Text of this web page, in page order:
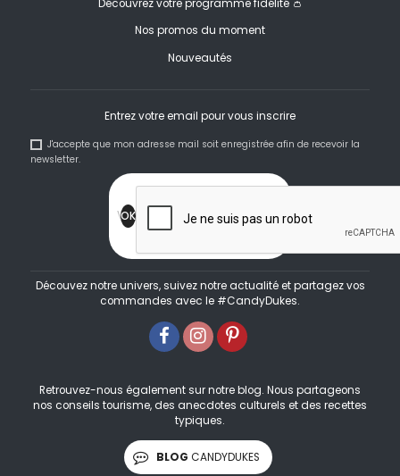
Découvrez votre programme fidélité 👛
Nos promos du moment
Nouveautés
Entrez votre email pour vous inscrire
J'accepte que mon adresse mail soit enregistrée afin de recevoir la
newsletter.
Découvez notre univers, suivez notre actualité et partagez vos
commandes avec le #CandyDukes.
Retrouvez-nous également sur notre blog. Nous partageons
nos conseils tourisme, des anecdotes culturels et des recettes
typiques.
BLOG CANDYDUKES